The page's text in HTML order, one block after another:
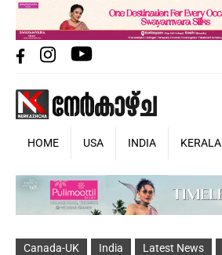
HOME USA INDIA KERALA
Canada-UK India Latest News